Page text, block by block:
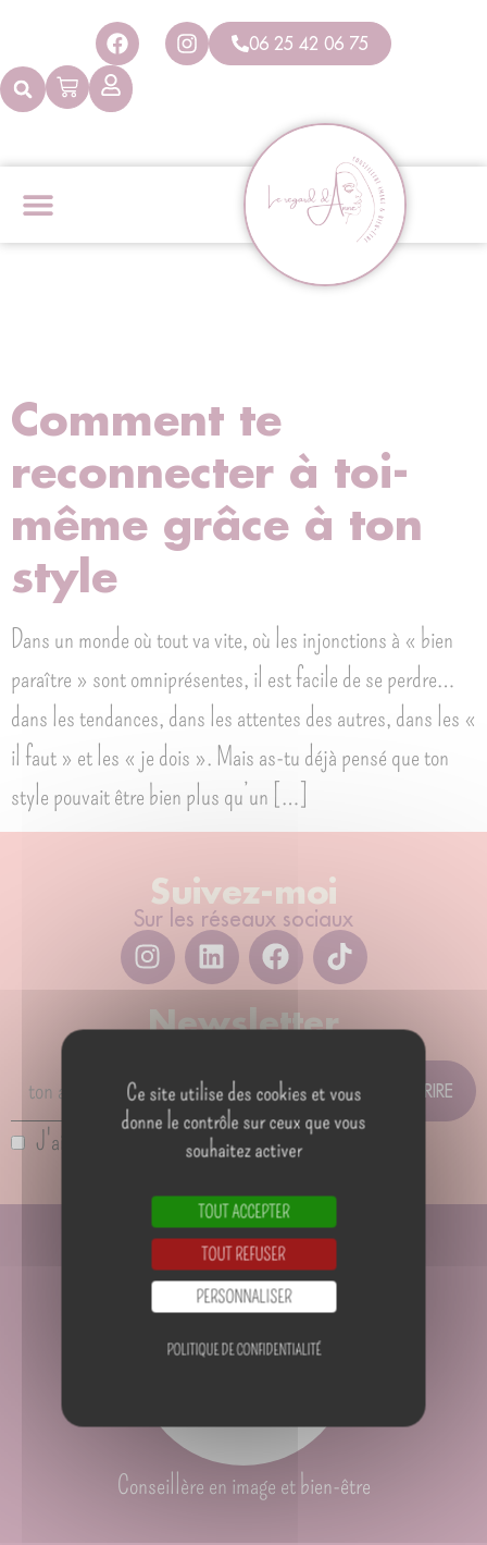
06 25 42 06 75
Comment te
reconnecter à toi-
même grâce à ton
style
Dans un monde où tout va vite, où les injonctions à « bien
paraître » sont omniprésentes, il est facile de se perdre…
dans les tendances, dans les attentes des autres, dans les «
il faut » et les « je dois ». Mais as-tu déjà pensé que ton
style pouvait être bien plus qu’un […]
Suivez-moi
Sur les réseaux sociaux
Newsletter
J'ai lu et j'accepte lapolitique de confidentialité
Conseillère en image et bien-être
Panneau de gestion des cookies
Ce site utilise des cookies et vous
donne le contrôle sur ceux que vous
souhaitez activer
TOUT ACCEPTER
TOUT REFUSER
PERSONNALISER
POLITIQUE DE CONFIDENTIALITÉ